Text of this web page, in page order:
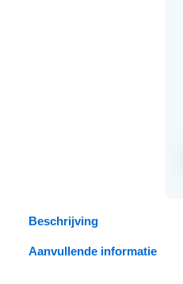
Beschrijving
Aanvullende informatie